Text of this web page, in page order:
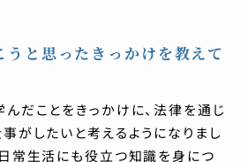
うと思ったきっかけを教えて
だことをきっかけに、法律を通じ
がしたいと考えるようになりまし
常生活にも役立つ知識を身につ